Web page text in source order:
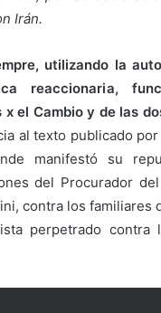
Irán.
utilizando la
reaccionaria,
el Cambio y de las
al texto publicado por
manifestó su
del Procurador
contra los familiares
perpetrado contra